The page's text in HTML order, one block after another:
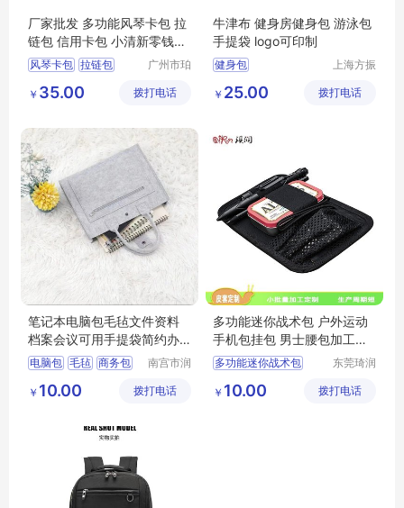
厂家批发 多功能风琴卡包 拉
链包 信用卡包 小清新零钱包
定制
风琴卡包 拉链包
广州市珀
限公司
￥ 35.00 拨打电话
牛津布 健身房健身包 游泳包
手提袋 logo可印制
健身包
上海方振
有限公司
￥ 25.00 拨打电话
笔记本电脑包毛毡文件资料
档案会议可用手提袋简约办
公商务包
电脑包 毛毡 商务包
南宫市润
限公司
￥ 10.00 拨打电话
多功能迷你战术包 户外运动
手机包挂包 男士腰包加工定
制
多功能迷你战术包
户外运动手机包挂包
东莞琦润
公司
￥ 10.00 拨打电话